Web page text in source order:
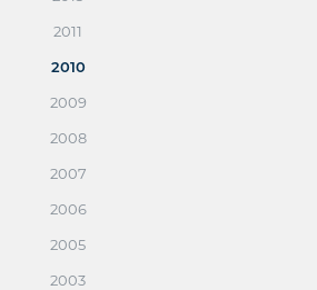
2011
2010
2009
2008
2007
2006
2005
2003